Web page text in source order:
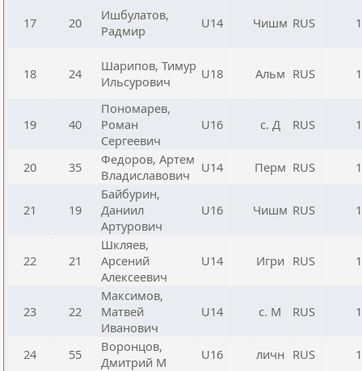
17 20
Ишбулатов,
Радмир
U14 Чишм RUS
18 24
Шарипов, Тимур
Ильсурович
U18 Альм RUS
19 40
Пономарев,
Роман
Сергеевич
U16 с. Д RUS
20 35
Федоров, Артем
Владиславович
U14 Перм RUS
21 19
Байбурин,
Даниил
Артурович
U16 Чишм RUS
22 21
Шкляев,
Арсений
Алексеевич
U14 Игри RUS
23 22
Максимов,
Матвей
Иванович
U14 с. М RUS
24 55
Воронцов,
Дмитрий М
U16 личн RUS